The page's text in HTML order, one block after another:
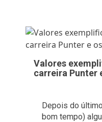
Valores
carreira Punter
Depois do
bom tempo)